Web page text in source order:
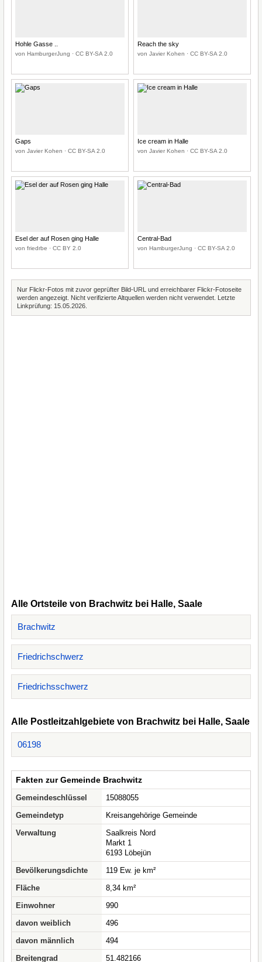
Hohle Gasse ..
von HamburgerJung · CC BY-SA 2.0
Reach the sky
von Javier Kohen · CC BY-SA 2.0
Gaps
von Javier Kohen · CC BY-SA 2.0
Ice cream in Halle
von Javier Kohen · CC BY-SA 2.0
Esel der auf Rosen ging Halle
von friedrbe · CC BY 2.0
Central-Bad
von HamburgerJung · CC BY-SA 2.0
Nur Flickr-Fotos mit zuvor geprüfter Bild-URL und erreichbarer Flickr-Fotoseite
werden angezeigt. Nicht verifizierte Altquellen werden nicht verwendet. Letzte
Linkprüfung: 15.05.2026.
Alle Ortsteile von Brachwitz bei Halle, Saale
Brachwitz
Friedrichschwerz
Friedrichsschwerz
Alle Postleitzahlgebiete von Brachwitz bei Halle, Saale
06198
Fakten zur Gemeinde Brachwitz
Gemeindeschlüssel
15088055
Gemeindetyp
Kreisangehörige Gemeinde
Verwaltung
Saalkreis Nord
Markt 1
6193 Löbejün
Bevölkerungsdichte
119 Ew. je km²
Fläche
8,34 km²
Einwohner
990
davon weiblich
496
davon männlich
494
Breitengrad
51.482166